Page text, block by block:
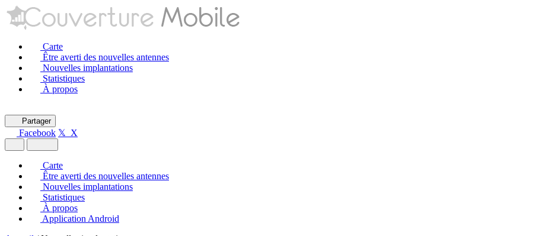
Carte
Être averti des nouvelles antennes
Nouvelles implantations
Statistiques
À propos
Partager
Facebook 𝕏 X
Carte
Être averti des nouvelles antennes
Nouvelles implantations
Statistiques
À propos
Application Android